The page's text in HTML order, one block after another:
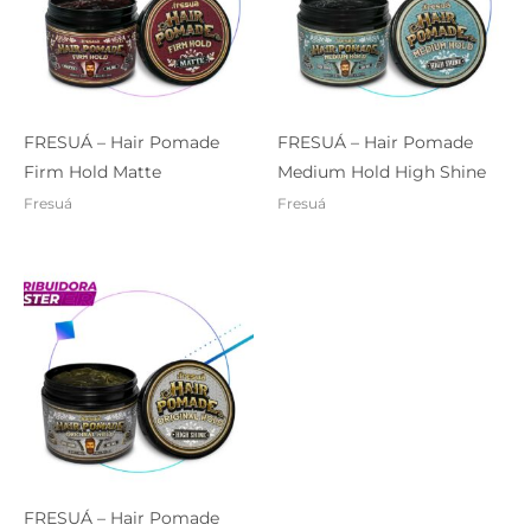
FRESUÁ – Hair Pomade
Firm Hold Matte
Fresuá
FRESUÁ – Hair Pomade
Medium Hold High Shine
Fresuá
FRESUÁ – Hair Pomade